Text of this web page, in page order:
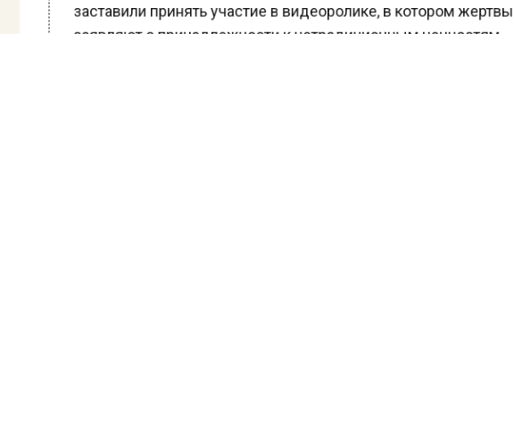
заставили принять участие в видеоролике, в котором жертвы
заявляют о принадлежности к нетрадиционным ценностям.